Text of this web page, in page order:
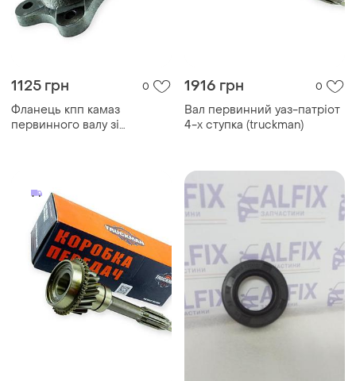
1125 грн 0
Фланець кпп камаз
первинного валу зі
1916 грн 0
Вал первинний уаз-патріот
4-х ступка (truckman)